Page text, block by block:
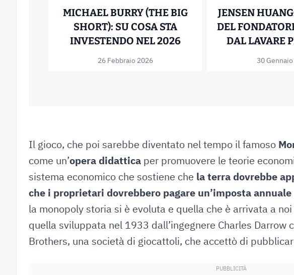
MICHAEL BURRY (THE BIG
SHORT): SU COSA STA
INVESTENDO NEL 2026MICHAEL BURRY (THE
26 Febbraio 2026
JENSEN
DEL
DAL LAVARE
30
Il gioco, che poi sarebbe diventato nel tempo il famoso
come un’opera didattica per promuovere le teorie
sistema economico che sostiene che la terra dovrebbe
che i proprietari dovrebbero pagare un’imposta
la monopoly storia si è evoluta e quella che è arrivata a
quella sviluppata nel 1933 dall’ingegnere Charles Darrow
Brothers, una società di giocattoli, che accettò di